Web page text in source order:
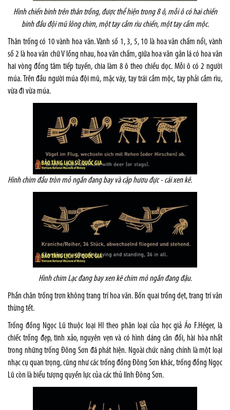
Hình chiến binh trên thân trống, được thể hiện trong 8 ô, mỗi ô có hai chiến
binh đầu đội mũ lông chim, một tay cầm rìu chiến, một tay cầm mộc.
Thân trống có 10 vành hoa văn. Vành số 1, 3, 5, 10 là hoa văn chấm nổi, vành
số 2 là hoa văn chữ V lồng nhau, hoa văn chấm, giữa hoa văn gân lá có hoa văn
hai vòng đồng tâm tiếp tuyến, chia làm 8 ô theo chiều dọc. Mỗi ô có 2 người
múa. Trên đầu người múa đội mũ, mặc váy, tay trái cầm mộc, tay phải cầm rìu,
vừa đi vừa múa.
Hình chim đầu tròn mỏ ngắn đang bay và cặp hươu đực - cái xen kẽ.
Hình chim Lạc đang bay xen kẽ chim mỏ ngắn đang đậu.
Phần chân trống trơn không trang trí hoa văn. Bốn quai trống dẹt, trang trí văn
thừng tết.
Trống đồng Ngọc Lũ thuộc loại HI theo phân loại của học giả Áo F.Héger, là
chiếc trống đẹp, tinh xảo, nguyên vẹn và có hình dáng cân đối, hài hòa nhất
trong những trống Đông Sơn đã phát hiện. Ngoài chức năng chính là một loại
nhạc cụ quan trọng, cũng như các trống đồng Đông Sơn khác, trống đồng Ngọc
Lũ còn là biểu tượng quyền lực của các thủ lĩnh Đông Sơn.